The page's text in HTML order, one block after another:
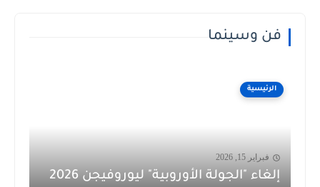
فن وسينما
الرئيسية
فبراير 15, 2026
إلغاء "الجولة الأوروبية" ليوروفيجن 2026